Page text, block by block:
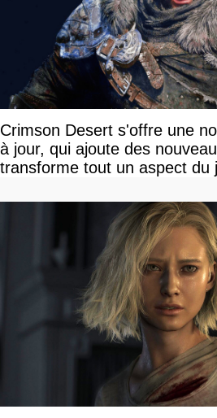
Crimson Desert s'offre une
à jour, qui ajoute des
transforme tout un aspect du